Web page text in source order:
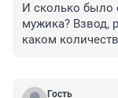
И сколько было
мужика? Взвод,
каком
Гость